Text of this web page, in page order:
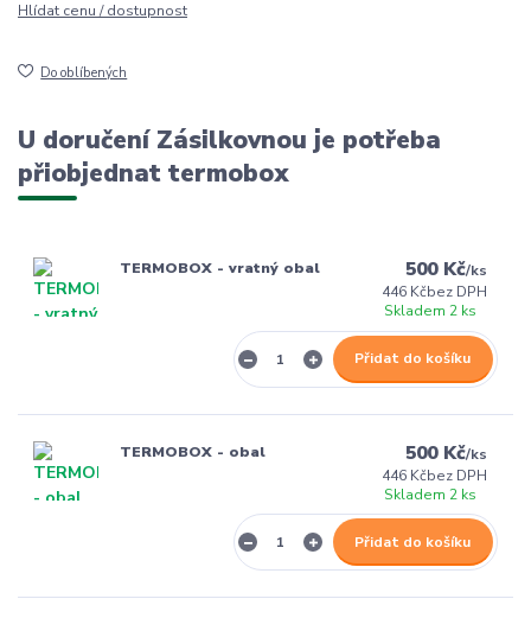
Hlídat cenu / dostupnost
Do oblíbených
U doručení Zásilkovnou je potřeba
přiobjednat termobox
TERMOBOX - vratný obal 500 Kč/ks
446 Kčbez DPH
Skladem 2 ks
Přidat do košíku
TERMOBOX - obal 500 Kč/ks
446 Kčbez DPH
Skladem 2 ks
Přidat do košíku